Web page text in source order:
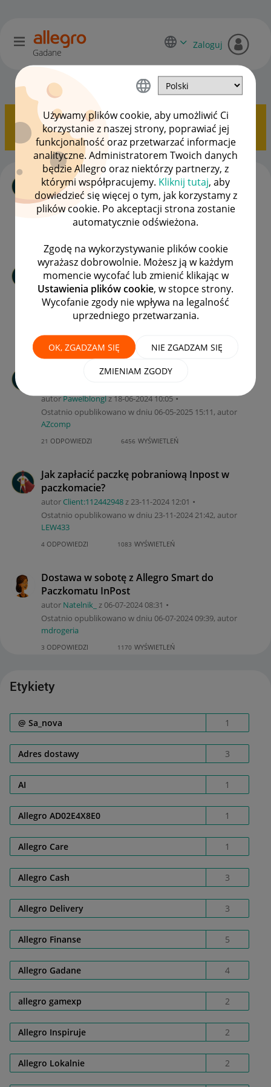
Używamy plików cookie, aby umożliwić Ci
korzystanie z naszej strony, poprawiać jej
funkcjonalność oraz przetwarzać informacje
analityczne. Administratorem Twoich danych
będzie Allegro oraz niektórzy partnerzy, z
którymi współpracujemy. Kliknij tutaj, aby
dowiedzieć się więcej o tym, jak korzystamy z
plików cookie. Po akceptacji strona zostanie
automatycznie odświeżona.
Zgodę na wykorzystywanie plików cookie
wyrażasz dobrowolnie. Możesz ją w każdym
momencie wycofać lub zmienić klikając w
Ustawienia plików cookie, w stopce strony.
Wycofanie zgody nie wpływa na legalność
uprzedniego przetwarzania.
OK, ZGADZAM SIĘ NIE ZGADZAM SIĘ
ZMIENIAM ZGODY
Gadane
Zaloguj
Dyskusje kupujących OPCJE
Pokazywanie tematów z etykietąPaczkomat
InPost.Pokaż wszystkie tematy
Domyślna forma dostawy
autormariosz_k z‎31-07-2025 10:20
Ostatnio opublikowano w dniu‎25-06-2026 10:37, autor
Problemy z dostawami Paczek - Inpost
Paczkomaty Kraków i inne miasta - SMART
autorsiup-marcinz‎21-07-2025 08:30
Ostatnio opublikowano w dniu‎21-07-202511:23, autor
2ODPOWIEDZI 845 WYŚWIETLEŃ
Ktoś inny odebrał moją przesyłkę z
autorPawelblonglz‎18-06-202410:05
Ostatnio opublikowano w dniu ‎06-05-2025 15:11, autor
AZcomp
21 ODPOWIEDZI 6456 WYŚWIETLEŃ
Jak zapłacić paczkę pobraniową Inpost w
paczkomacie?
autor Client:112442948z‎23-11-2024 12:01
Ostatnio opublikowano w dniu ‎23-11-202421:42, autor
LEW433
4 ODPOWIEDZI 1083 WYŚWIETLEŃ
Dostawa w sobotę z Allegro Smart do
Paczkomatu InPost
autor Natelnik_ z‎06-07-202408:31
Ostatnio opublikowano w dniu ‎06-07-202409:39, autor
mdrogeria
3 ODPOWIEDZI 1170 WYŚWIETLEŃ
Etykiety
@ Sa_nova 1
Adres dostawy 3
AI 1
Allegro AD02E4X8E0 1
Allegro Care 1
Allegro Cash 3
Allegro Delivery 3
Allegro Finanse 5
Allegro Gadane 4
allegro gamexp 2
Allegro Inspiruje 2
Allegro Lokalnie 2